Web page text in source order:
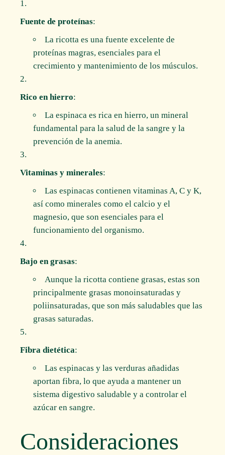
Fuente de proteínas:
La ricotta es una fuente excelente de
proteínas magras, esenciales para el
crecimiento y mantenimiento de los músculos.
Rico en hierro:
La espinaca es rica en hierro, un mineral
fundamental para la salud de la sangre y la
prevención de la anemia.
Vitaminas y minerales:
Las espinacas contienen vitaminas A, C y K,
así como minerales como el calcio y el
magnesio, que son esenciales para el
funcionamiento del organismo.
Bajo en grasas:
Aunque la ricotta contiene grasas, estas son
principalmente grasas monoinsaturadas y
poliinsaturadas, que son más saludables que las
grasas saturadas.
Fibra dietética:
Las espinacas y las verduras añadidas
aportan fibra, lo que ayuda a mantener un
sistema digestivo saludable y a controlar el
azúcar en sangre.
Consideraciones